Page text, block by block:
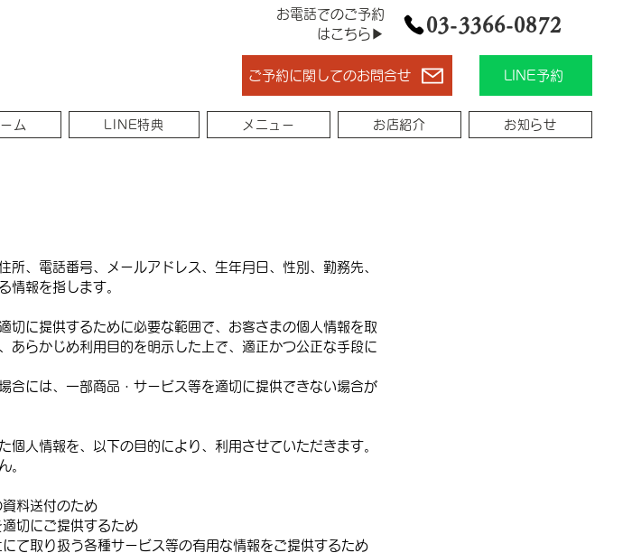
お電話でのご予約
はこちら▶
03-3366-0872
ご予約に関してのお問合せ LINE予約
ム LINE特典 メニュー お店紹介 お知らせ
、電話番号、メールアドレス、生年月日、性別、勤務先、
情報を指します。
切に提供するために必要な範囲で、お客さまの個人情報を取
あらかじめ利用目的を明示した上で、適正かつ公正な手段に
合には、一部商品・サービス等を適切に提供できない場合が
人情報を、以下の目的により、利用させていただきます。
。
料送付のため
切にご提供するため
て取り扱う各種サービス等の有用な情報をご提供するため